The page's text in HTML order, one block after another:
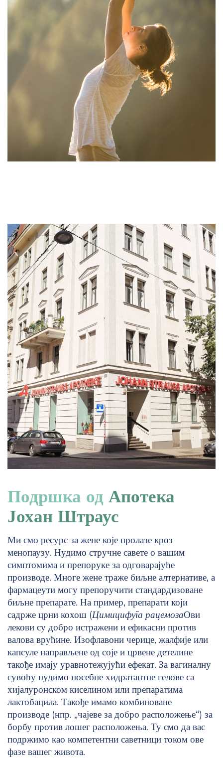
Подршка од Апотека
Јохан Штраус
Ми смо ресурс за жене које пролазе кроз
менопаузу. Нудимо стручне савете о вашим
симптомима и препоруке за одговарајуће
производе. Многе жене траже биљне алтернативе, а
фармацеути могу препоручити стандардизоване
биљне препарате. На пример, препарати који
садрже црни кохош (Цимицифуга рацемозаОви
лекови су добро истражени и ефикасни против
валова врућине. Изофлавони черице, жалфије или
капсуле направљене од соје и црвене детелине
такође имају уравнотежујући ефекат. За вагиналну
сувоћу нудимо посебне хидратантне гелове са
хијалуронском киселином или препаратима
лактобацила. Такође имамо комбиноване
производе (нпр. „чајеве за добро расположење“) за
борбу против лошег расположења. Ту смо да вас
подржимо као компетентни саветници током ове
фазе вашег живота.